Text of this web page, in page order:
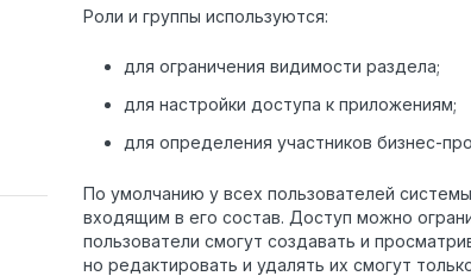
Роли и группы используются:
для ограничения видимости раздела;
для настройки доступа к приложениям;
для определения участников бизнес-
По умолчанию у всех пользователей
входящим в его состав. Доступ можно
пользователи смогут создавать и
но редактировать и удалять их смогут